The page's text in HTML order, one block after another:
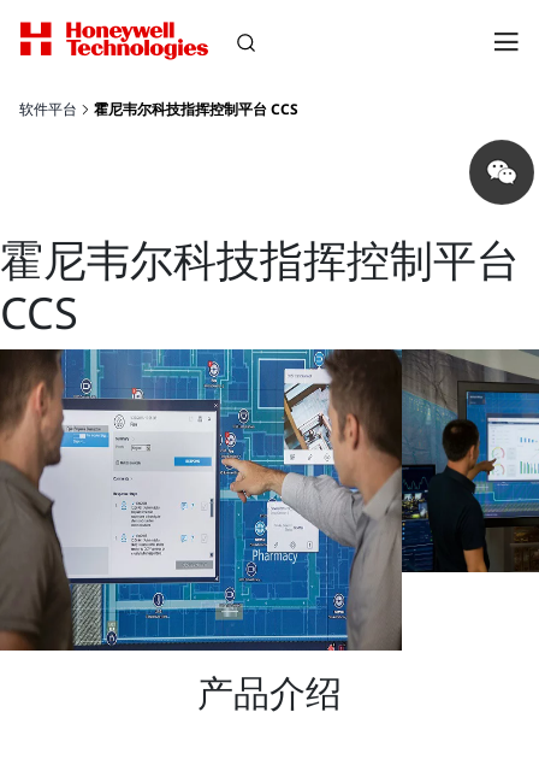
软件平台 霍尼韦尔科技指挥控制平台 CCS
Share
on
wechat
霍尼韦尔科技指挥控制平台
CCS
产品介绍